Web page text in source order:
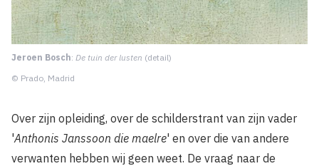
Jeroen Bosch: De tuin der lusten (detail)
© Prado, Madrid
Over zijn opleiding, over de schilderstrant van zijn vader
'Anthonis Janssoon die maelre' en over die van andere
verwanten hebben wij geen weet. De vraag naar de